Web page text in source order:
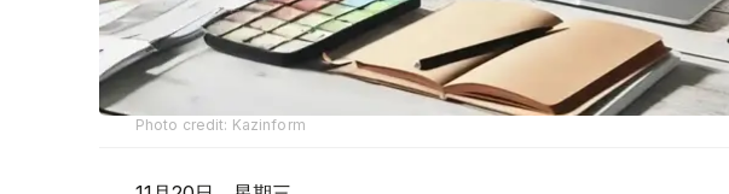
Photo credit: Kazinform